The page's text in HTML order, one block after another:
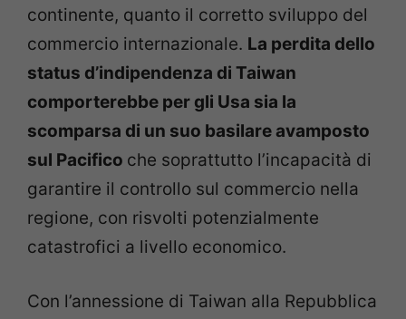
continente, quanto il corretto sviluppo del
commercio internazionale. La perdita dello
status d’indipendenza di Taiwan
comporterebbe per gli Usa sia la
scomparsa di un suo basilare avamposto
sul Pacifico che soprattutto l’incapacità di
garantire il controllo sul commercio nella
regione, con risvolti potenzialmente
catastrofici a livello economico.
Con l’annessione di Taiwan alla Repubblica